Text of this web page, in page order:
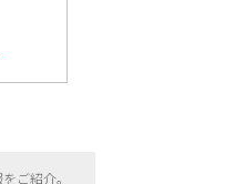
ご紹介。